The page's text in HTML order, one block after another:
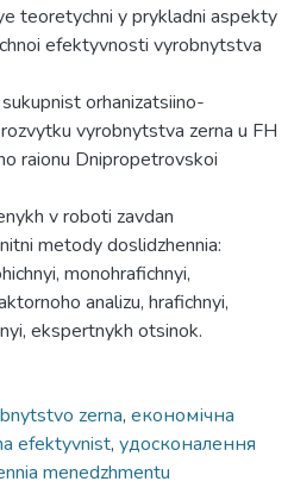
teoretychni y prykladni aspekty
efektyvnosti vyrobnytstva
orhanizatsiino-
vyrobnytstva zerna u FH
raionu Dnipropetrovskoi
v roboti zavdan
metody doslidzhennia:
monohrafichnyi,
analizu, hrafichnyi,
ekspertnykh otsinok.
zerna, економічна
efektyvnist, удосконалення
menedzhmentu